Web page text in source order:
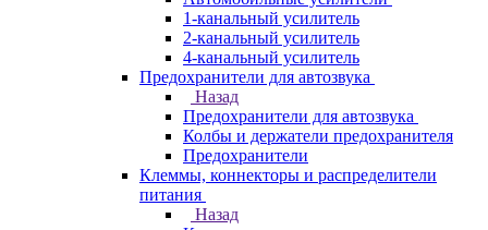
1-канальный усилитель
2-канальный усилитель
4-канальный усилитель
Предохранители для автозвука
Назад
Предохранители для автозвука
Колбы и держатели предохранителя
Предохранители
Клеммы, коннекторы и распределители
питания
Назад